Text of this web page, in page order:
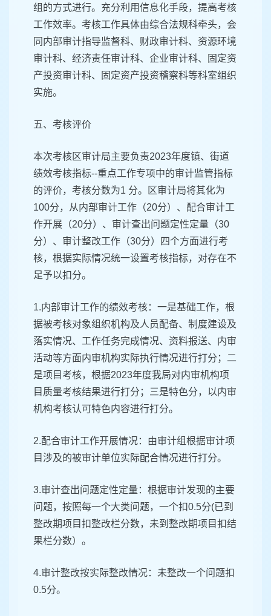
组的方式进行。充分利用信息化手段，提高考核
工作效率。考核工作具体由综合法规科牵头，会
同内部审计指导监督科、财政审计科、资源环境
审计科、经济责任审计科、企业审计科、固定资
产投资审计科、固定资产投资稽察科等科室组织
实施。
五、考核评价
本次考核区审计局主要负责2023年度镇、街道
绩效考核指标--重点工作专项中的审计监管指标
的评价，考核分数为1 分。区审计局将其化为
100分，从内部审计工作（20分）、配合审计工
作开展（20分）、审计查出问题定性定量（30
分）、审计整改工作（30分）四个方面进行考
核，根据实际情况统一设置考核指标，对存在不
足予以扣分。
1.内部审计工作的绩效考核：一是基础工作，根
据被考核对象组织机构及人员配备、制度建设及
落实情况、工作任务完成情况、资料报送、内审
活动等方面内审机构实际执行情况进行打分；二
是项目考核，根据2023年度我局对内审机构项
目质量考核结果进行打分；三是特色分，以内审
机构考核认可特色内容进行打分。
2.配合审计工作开展情况：由审计组根据审计项
目涉及的被审计单位实际配合情况进行打分。
3.审计查出问题定性定量：根据审计发现的主要
问题，按照每一个大类问题，一个扣0.5分(已到
整改期项目扣整改栏分数，未到整改期项目扣结
果栏分数）。
4.审计整改按实际整改情况：未整改一个问题扣
0.5分。